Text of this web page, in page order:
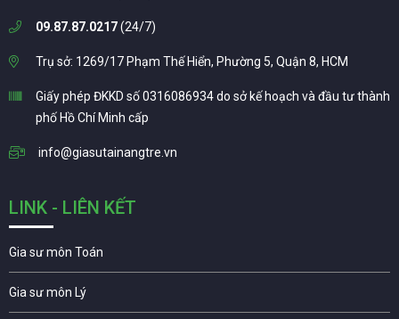
09.87.87.0217(24/7)
Trụ sở: 1269/17 Phạm Thế Hiển, Phường 5, Quận 8, HCM
Giấy phép ĐKKD số 0316086934 do sở kế hoạch và đầu tư thành
phố Hồ Chí Minh cấp
info@giasutainangtre.vn
LINK - LIÊN KẾT
Gia sư môn Toán
Gia sư môn Lý